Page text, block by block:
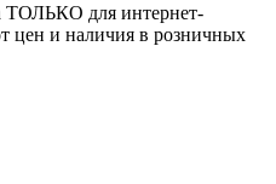
ТОЛЬКО для интернет-
цен и наличия в розничных